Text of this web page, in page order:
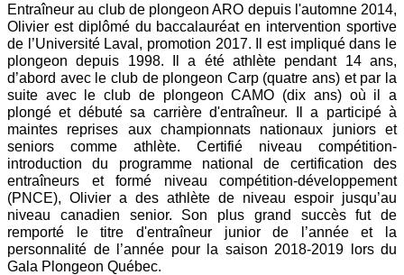
Entraîneur au club de plongeon ARO depuis l'automne 2014,
Olivier est diplômé du baccalauréat en intervention sportive
de l’Université Laval, promotion 2017. Il est impliqué dans le
plongeon depuis 1998. Il a été athlète pendant 14 ans,
d’abord avec le club de plongeon Carp (quatre ans) et par la
suite avec le club de plongeon CAMO (dix ans) où il a
plongé et débuté sa carrière d'entraîneur. Il a participé à
maintes reprises aux championnats nationaux juniors et
seniors comme athlète. Certifié niveau compétition-
introduction du programme national de certification des
entraîneurs et formé niveau compétition-développement
(PNCE), Olivier a des athlète de niveau espoir jusqu’au
niveau canadien senior. Son plus grand succès fut de
remporté le titre d'entraîneur junior de l’année et la
personnalité de l’année pour la saison 2018-2019 lors du
Gala Plongeon Québec.